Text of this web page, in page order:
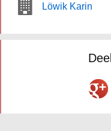
Löwik Karin